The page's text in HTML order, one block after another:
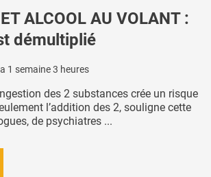
ALCOOL AU VOLANT :
démultiplié
1 semaine 3 heures
des 2 substances crée un risque
l’addition des 2, souligne cette
de psychiatres ...